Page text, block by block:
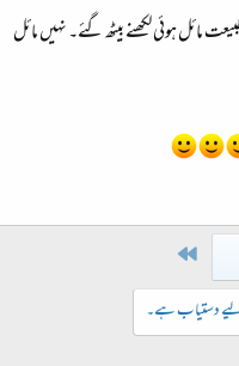
مائل ہوئی لکھنے بیٹھ گئے۔ نہیں مائل
دستیاب ہے۔